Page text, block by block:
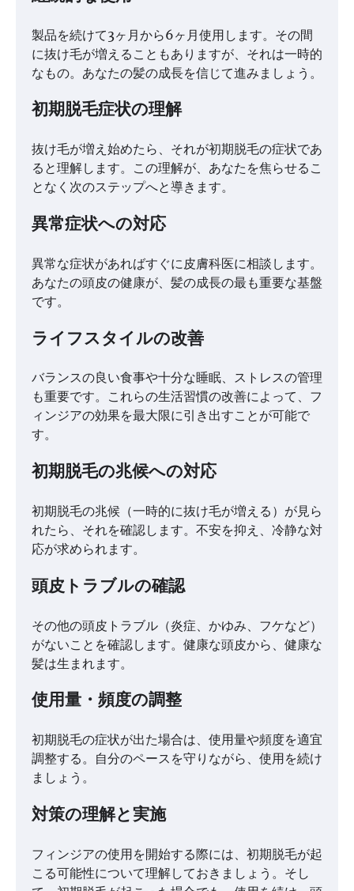
製品を続けて3ヶ月から6ヶ月使用します。その間
に抜け毛が増えることもありますが、それは一時的
なもの。あなたの髪の成長を信じて進みましょう。
初期脱毛症状の理解
抜け毛が増え始めたら、それが初期脱毛の症状であ
ると理解します。この理解が、あなたを焦らせるこ
となく次のステップへと導きます。
異常症状への対応
異常な症状があればすぐに皮膚科医に相談します。
あなたの頭皮の健康が、髪の成長の最も重要な基盤
です。
ライフスタイルの改善
バランスの良い食事や十分な睡眠、ストレスの管理
も重要です。これらの生活習慣の改善によって、フ
ィンジアの効果を最大限に引き出すことが可能で
す。
初期脱毛の兆候への対応
初期脱毛の兆候（一時的に抜け毛が増える）が見ら
れたら、それを確認します。不安を抑え、冷静な対
応が求められます。
頭皮トラブルの確認
その他の頭皮トラブル（炎症、かゆみ、フケなど）
がないことを確認します。健康な頭皮から、健康な
髪は生まれます。
使用量・頻度の調整
初期脱毛の症状が出た場合は、使用量や頻度を適宜
調整する。自分のペースを守りながら、使用を続け
ましょう。
対策の理解と実施
フィンジアの使用を開始する際には、初期脱毛が起
こる可能性について理解しておきましょう。そし